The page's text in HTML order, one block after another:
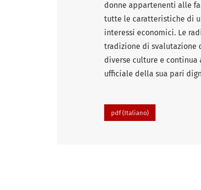
donne appartenenti alle
tutte le caratteristiche di
interessi economici. Le
tradizione di svalutazione
diverse culture e continua
ufficiale della sua pari
pdf (Italiano)